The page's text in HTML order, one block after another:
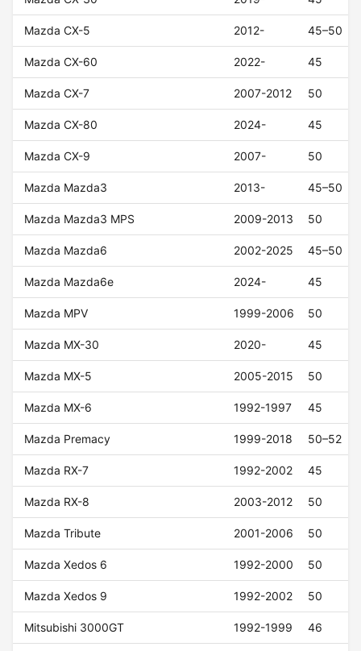
Mazda CX-5 2012- 45–50
Mazda CX-60 2022- 45
Mazda CX-7 2007-2012 50
Mazda CX-80 2024- 45
Mazda CX-9 2007- 50
Mazda Mazda3 2013- 45–50
Mazda Mazda3 MPS 2009-2013 50
Mazda Mazda6 2002-2025 45–50
Mazda Mazda6e 2024- 45
Mazda MPV 1999-2006 50
Mazda MX-30 2020- 45
Mazda MX-5 2005-2015 50
Mazda MX-6 1992-1997 45
Mazda Premacy 1999-2018 50–52
Mazda RX-7 1992-2002 45
Mazda RX-8 2003-2012 50
Mazda Tribute 2001-2006 50
Mazda Xedos 6 1992-2000 50
Mazda Xedos 9 1992-2002 50
Mitsubishi 3000GT 1992-1999 46